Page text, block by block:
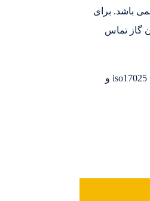
باشد. برای
گاز تماس
– دارنده گواهینامه iso17025 و